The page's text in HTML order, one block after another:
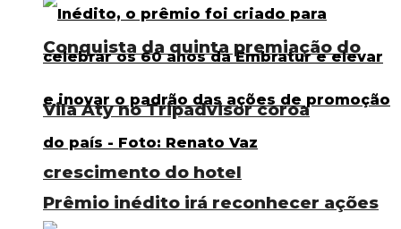
Prêmio inédito irá reconhecer ações
Conquista da quinta premiação do
Vila Aty no Tripadvisor coroa
crescimento do hotel